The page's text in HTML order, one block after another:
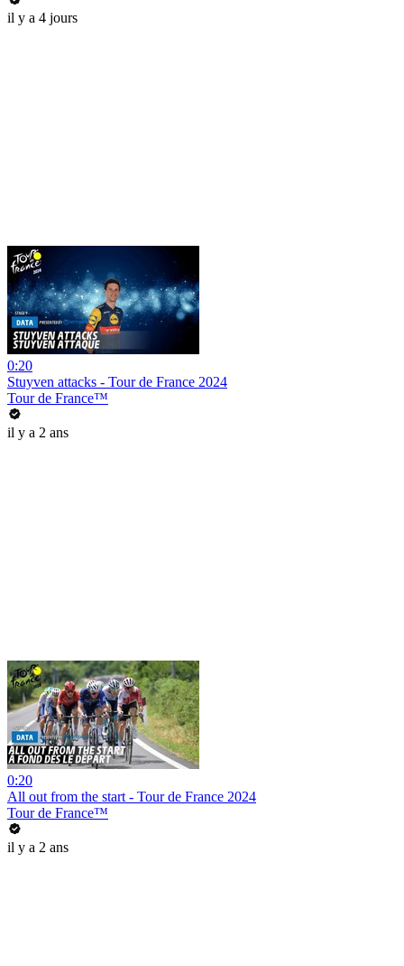
il y a 4 jours
0:20
Stuyven attacks - Tour de France 2024
Tour de France™
il y a 2 ans
0:20
All out from the start - Tour de France 2024
Tour de France™
il y a 2 ans